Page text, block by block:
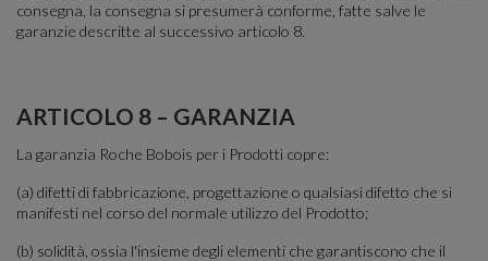
consegna, la consegna si presumerà conforme, fatte salve le
garanzie descritte al successivo articolo 8.
ARTICOLO 8 – GARANZIA
La garanzia Roche Bobois per i Prodotti copre:
(a) difetti di fabbricazione, progettazione o qualsiasi difetto che si
manifesti nel corso del normale utilizzo del Prodotto;
(b) solidità, ossia l'insieme degli elementi che garantiscono che il